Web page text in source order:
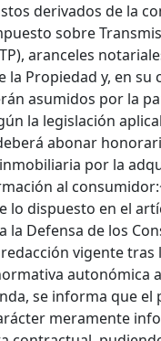
derivados de la
sobre
aranceles
la Propiedad y, en su
asumidos por la
la legislación
abonar
por la
al
lo dispuesto en el
la Defensa de los
vigente tras
autonómica
se informa que el
meramente